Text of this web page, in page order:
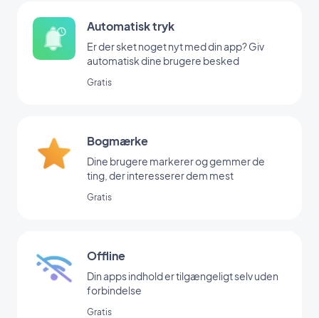
Automatisk tryk
Er der sket noget nyt med din app? Giv
automatisk dine brugere besked
Gratis
Bogmærke
Dine brugere markerer og gemmer de
ting, der interesserer dem mest
Gratis
Offline
Din apps indhold er tilgængeligt selv uden
forbindelse
Gratis